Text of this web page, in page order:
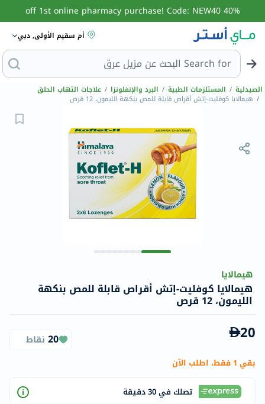
40% off 1st online pharmacy purchase! Code: NEW40
أم سقيم الأولى, دبي
Search for الب
الصيدلية / المستلزمات الطبية / البرد والإنفلونزا / علاجات التهاب الحلق
/ هيمالايا كوفليت-إتش أقراص قابلة للمص بنكهة الليمون، 12 قرص
هيمالايا
هيمالايا كوفليت-إتش أقراص قابلة للمص بنكهة
الليمون، 12 قرص
20
20 نقاط
بقي 1 فقط، اطلب الآن
تصلك في 30 دقيقة